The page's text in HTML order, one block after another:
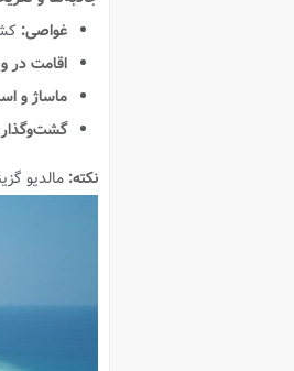
غواصی:
اقامت در
ماساژ و
گشت‌وگذار
نکته: مالدیو